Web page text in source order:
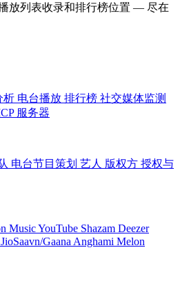
放列表收录和排行榜位置 — 尽在
析 电台播放 排行榜 社交媒体监测
服务器
电台节目策划 艺人 版权方 授权与
MusicYouTube Shazam Deezer
JioSaavn/Gaana Anghami Melon